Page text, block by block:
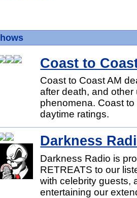
Coast to
Coast to Coast AM
after death, and
phenomena. Coast
daytime ratings.
Darkness
Darkness Radio is
RETREATS to our
with celebrity guests,
entertaining our